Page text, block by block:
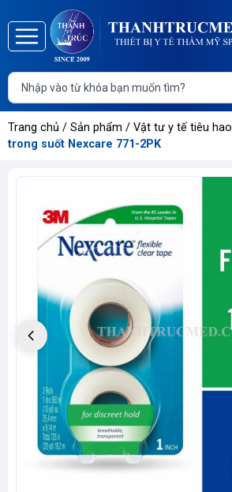
Trang
chủ
Giới
thiệu
phẩm
kiện
Trang chủ / Sản phẩm / Vật tư y tế tiêu hao
trong suốt Nexcare 771-2PK